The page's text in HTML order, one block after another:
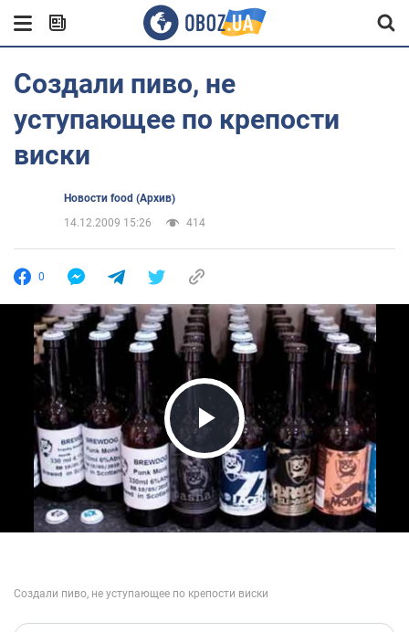
Создали пиво, не
уступающее по крепости
виски
Новости food (Архив)
14.12.2009 15:26
414
0
Play Video